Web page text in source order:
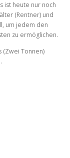
ist heute nur noch
(Rentner) und
um jedem den
zu ermöglichen.
(Zwei Tonnen)